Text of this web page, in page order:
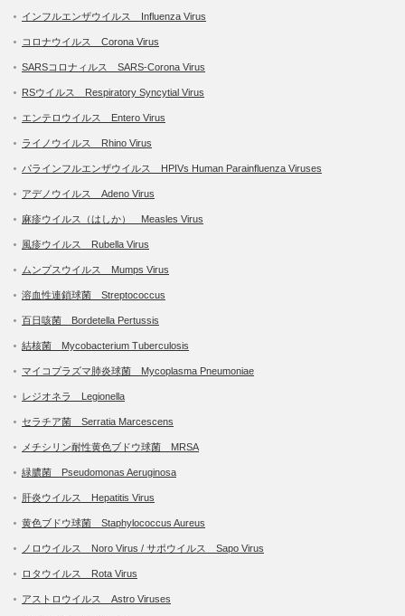
インフルエンザウイルス Influenza Virus
コロナウイルス Corona Virus
SARSコロナィルス SARS-Corona Virus
RSウイルス Respiratory Syncytial Virus
エンテロウイルス Entero Virus
ライノウイルス Rhino Virus
パラインフルエンザウイルス HPIVs Human Parainfluenza Viruses
アデノウイルス Adeno Virus
麻疹ウイルス（はしか） Measles Virus
風疹ウイルス Rubella Virus
ムンプスウイルス Mumps Virus
溶血性連鎖球菌 Streptococcus
百日咳菌 Bordetella Pertussis
結核菌 Mycobacterium Tuberculosis
マイコプラズマ肺炎球菌 Mycoplasma Pneumoniae
レジオネラ Legionella
セラチア菌 Serratia Marcescens
メチシリン耐性黄色ブドウ球菌 MRSA
緑膿菌 Pseudomonas Aeruginosa
肝炎ウイルス Hepatitis Virus
黄色ブドウ球菌 Staphylococcus Aureus
ノロウイルス Noro Virus / サポウイルス Sapo Virus
ロタウイルス Rota Virus
アストロウイルス Astro Viruses